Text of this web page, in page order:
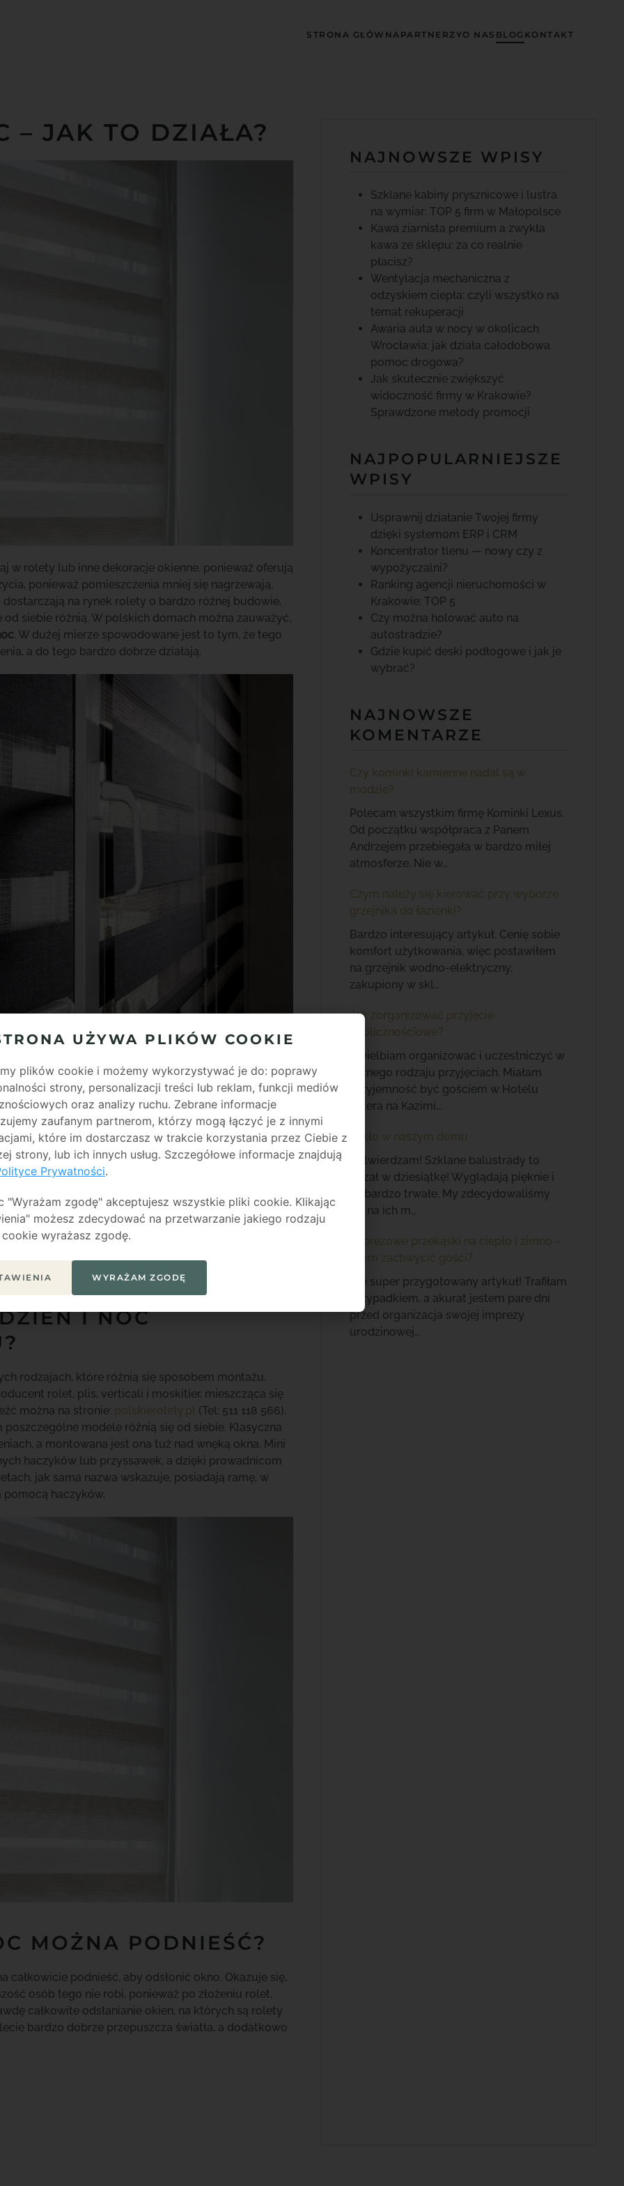
STRONA GŁÓWNA PARTNERZY O NAS BLOG KONTAKT
– JAK TO DZIAŁA?
w rolety lub inne dekoracje okienne, ponieważ oferują
ponieważ pomieszczenia mniej się nagrzewają,
na rynek rolety o bardzo różnej budowie,
siebie różnią. W polskich domach można zauważyć,
. W dużej mierze spowodowane jest to tym, że tego
a do tego bardzo dobrze działają.
I NOC?
kilka ładnych lat temu. Ich charakterystycznym
są z dwóch rodzajów tkaniny. Jedna z nich
natomiast druga ma je zatrzymywać. Dzięki
regulować poziom dopływu światła, co daje
dzień i noc, można swobodnie regulować
naświetlić pomieszczenie, to ustawiamy roletę
w nocy mieć trochę prywatności lub, gdy
roletę tak, aby nie wpuszczała światła. Taki
oświetlania pomieszczenia w dzień.
I NOC
rodzajach, które różnią się sposobem montażu.
rolet, plis, verticali i moskitier, mieszcząca się
można na stronie: polskierolety.pl (Tel: 511 118 566).
modele różnią się od siebie. Klasyczna
a montowana jest ona tuż nad wnęką okna. Mini
haczyków lub przyssawek, a dzięki prowadnicom
jak sama nazwa wskazuje, posiadają ramę, w
pomocą haczyków.
MOŻNA PODNIEŚĆ?
całkowicie podnieść, aby odsłonić okno. Okazuje się,
osób tego nie robi, ponieważ po złożeniu rolet,
całkowite odsłanianie okien, na których są rolety
bardzo dobrze przepuszcza światła, a dodatkowo
NAJNOWSZE WPISY
Szklane kabiny prysznicowe i lustra
na wymiar: TOP 5 firm w Małopolsce
Kawa ziarnista premium a zwykła
kawa ze sklepu: za co realnie
płacisz?
Wentylacja mechaniczna z
odzyskiem ciepła: czyli wszystko na
temat rekuperacji
Awaria auta w nocy w okolicach
Wrocławia: jak działa całodobowa
pomoc drogowa?
Jak skutecznie zwiększyć
widoczność firmy w Krakowie?
Sprawdzone metody promocji
NAJPOPULARNIEJSZE
WPISY
Usprawnij działanie Twojej firmy
dzięki systemom ERP i CRM
Koncentrator tlenu — nowy czy z
wypożyczalni?
Ranking agencji nieruchomości w
Krakowie: TOP 5
Czy można holować auto na
autostradzie?
Gdzie kupić deski podłogowe i jak je
wybrać?
NAJNOWSZE
KOMENTARZE
Czy kominki kamienne nadal są w
modzie?
Polecam wszystkim firmę Kominki Lexus.
Od początku współpraca z Panem
Andrzejem przebiegała w bardzo miłej
atmosferze. Nie w…
Czym należy się kierować przy wyborze
grzejnika do łazienki?
Bardzo interesujący artykuł. Cenię sobie
komfort użytkowania, więc postawiłem
na grzejnik wodno-elektryczny,
zakupiony w skl…
Jak zorganizować przyjęcie
okolicznościowe?
Uwielbiam organizować i uczestniczyć w
różnego rodzaju przyjęciach. Miałam
przyjemność być gościem w Hotelu
Estera na Kazimi…
Szkło w naszym domu
Potwierdzam! Szklane balustrady to
strzał w dziesiątkę! Wyglądają pięknie i
są bardzo trwałe. My zdecydowaliśmy
się na ich m…
Imprezowe przekąski na ciepło i zimno –
czym zachwycić gości?
Ale super przygotowany artykuł! Trafiłam
przypadkiem, a akurat jestem pare dni
przed organizacja swojej imprezy
urodzinowej…
UŻYWA PLIKÓW COOKIE
plików cookie i możemy wykorzystywać je do: poprawy
strony, personalizacji treści lub reklam, funkcji mediów
oraz analizy ruchu. Zebrane informacje
zaufanym partnerom, którzy mogą łączyć je z innymi
które im dostarczasz w trakcie korzystania przez Ciebie z
strony, lub ich innych usług. Szczegółowe informacje znajdują
Prywatności.
"Wyrażam zgodę" akceptujesz wszystkie pliki cookie. Klikając
możesz zdecydować na przetwarzanie jakiego rodzaju
wyrażasz zgodę.
WYRAŻAM ZGODĘ